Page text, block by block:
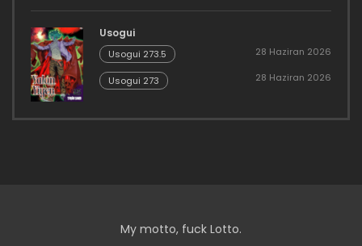
Usogui
Usogui 273.5 28 Haziran 2026
Usogui 273 28 Haziran 2026
My motto, fuck Lotto.